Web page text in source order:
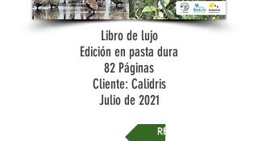
Libro de lujo
Edición en pasta dura
82 Páginas
Cliente: Calidris
Julio de 2021
REGRESAR